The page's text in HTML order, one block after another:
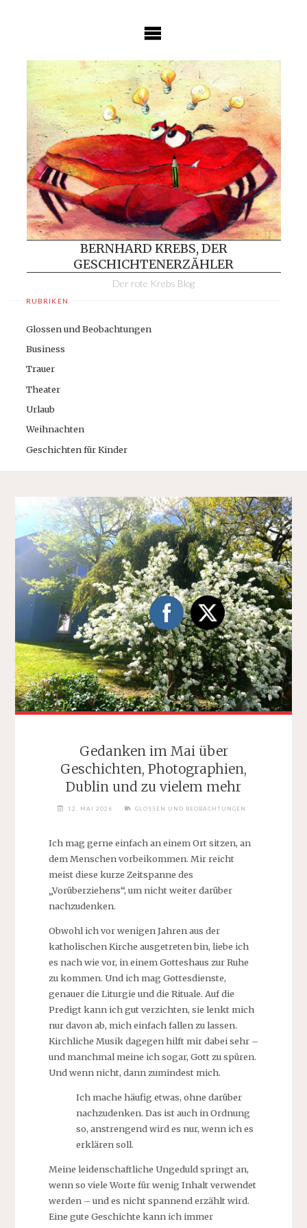
BERNHARD KREBS, DER
GESCHICHTENERZÄHLER
Der rote Krebs Blog
RUBRIKEN
Glossen und Beobachtungen
Business
Trauer
Theater
Urlaub
Weihnachten
Geschichten für Kinder
Gedanken im Mai über
Geschichten, Photographien,
Dublin und zu vielem mehr
12. MAI 2026 GLOSSEN UND BEOBACHTUNGEN
Ich mag gerne einfach an einem Ort sitzen, an
dem Menschen vorbeikommen. Mir reicht
meist diese kurze Zeitspanne des
„Vorüberziehens“, um nicht weiter darüber
nachzudenken.
Obwohl ich vor wenigen Jahren aus der
katholischen Kirche ausgetreten bin, liebe ich
es nach wie vor, in einem Gotteshaus zur Ruhe
zu kommen. Und ich mag Gottesdienste,
genauer die Liturgie und die Rituale. Auf die
Predigt kann ich gut verzichten, sie lenkt mich
nur davon ab, mich einfach fallen zu lassen.
Kirchliche Musik dagegen hilft mir dabei sehr –
und manchmal meine ich sogar, Gott zu spüren.
Und wenn nicht, dann zumindest mich.
Ich mache häufig etwas, ohne darüber
nachzudenken. Das ist auch in Ordnung
so, anstrengend wird es nur, wenn ich es
erklären soll.
Meine leidenschaftliche Ungeduld springt an,
wenn so viele Worte für wenig Inhalt verwendet
werden – und es nicht spannend erzählt wird.
Eine gute Geschichte kann ich immer